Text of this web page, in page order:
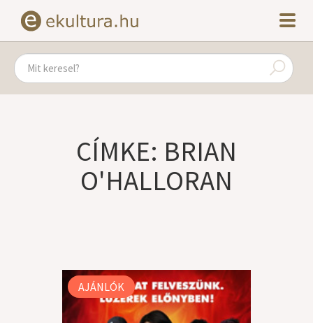
CÍMKE: BRIAN
O'HALLORAN
AJÁNLÓK